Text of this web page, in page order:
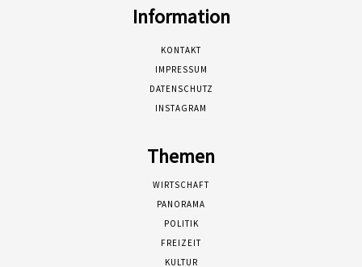
Information
KONTAKT
IMPRESSUM
DATENSCHUTZ
INSTAGRAM
Themen
WIRTSCHAFT
PANORAMA
POLITIK
FREIZEIT
KULTUR